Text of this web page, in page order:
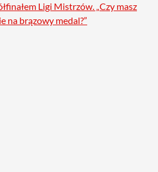
Ligi Mistrzów. „Czy masz
na brązowy medal?”